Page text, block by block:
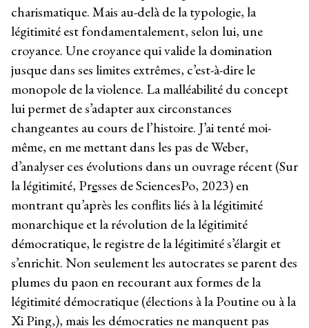
charismatique. Mais au-delà de la typologie, la
légitimité est fondamentalement, selon lui, une
croyance. Une croyance qui valide la domination
jusque dans ses limites extrêmes, c’est-à-dire le
monopole de la violence. La malléabilité du concept
lui permet de s’adapter aux circonstances
changeantes au cours de l’histoire. J’ai tenté moi-
même, en me mettant dans les pas de Weber,
d’analyser ces évolutions dans un ouvrage récent (Sur
la légitimité, Presses de SciencesPo, 2023) en
montrant qu’après les conflits liés à la légitimité
monarchique et la révolution de la légitimité
démocratique, le registre de la légitimité s’élargit et
s’enrichit. Non seulement les autocrates se parent des
plumes du paon en recourant aux formes de la
légitimité démocratique (élections à la Poutine ou à la
Xi Ping,), mais les démocraties ne manquent pas